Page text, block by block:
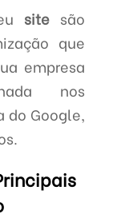
sitesão
que
empresa
nos
do Google,